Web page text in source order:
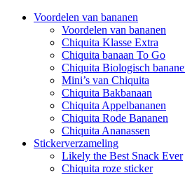
Voordelen van bananen
Voordelen van bananen
Chiquita Klasse Extra
Chiquita banaan To Go
Chiquita Biologisch
Mini’s van Chiquita
Chiquita Bakbanaan
Chiquita Appelbananen
Chiquita Rode Bananen
Chiquita Ananassen
Stickerverzameling
Likely the Best Snack Ever
Chiquita roze sticker